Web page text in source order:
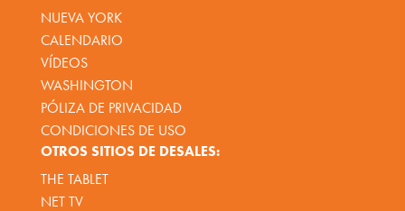
NUEVA YORK
CALENDARIO
VÍDEOS
WASHINGTON
PÓLIZA DE PRIVACIDAD
CONDICIONES DE USO
OTROS SITIOS DE DESALES:
THE TABLET
NET TV